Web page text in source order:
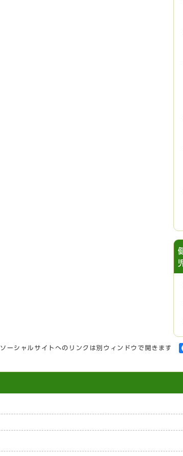
ソーシャルサイトへのリンクは別ウィンドウで開きます